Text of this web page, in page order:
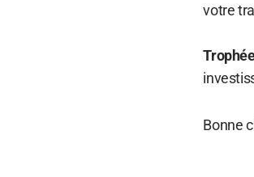
votre
Bonne